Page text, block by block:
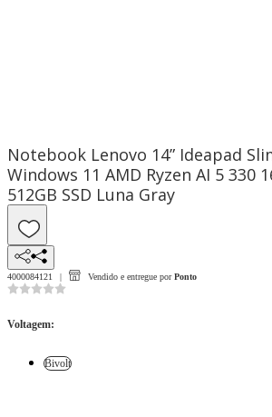
Notebook Lenovo 14” Ideapad
Windows 11 AMD Ryzen AI 5 330
512GB SSD Luna Gray
4000084121 Vendido e entregue por Ponto
Voltagem:
Bivolt